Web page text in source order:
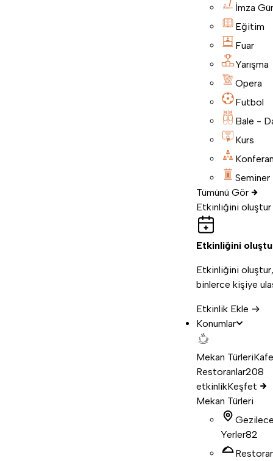
İmza
Eğitim
Fuar
Yarışma
Opera
Futbol
Bale -
Kurs
Seminer
Tümünü Gör
Etkinliğini oluştur
Etkinliğini
Etkinliğini oluştur,
binlerce kişiye
Etkinlik Ekle →
Konumlar
Mekan Türleri
Restoranlar208
etkinlikKeşfet
Mekan Türleri
Yerler82